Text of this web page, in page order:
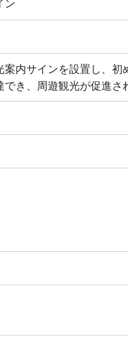
ン
内サインを設置し、
き、周遊観光が促進さ